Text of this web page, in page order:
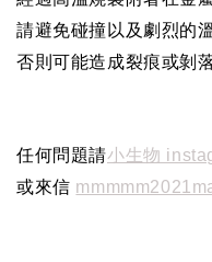
請避免碰撞以及劇烈的
否則可能造成裂痕或剝
任何問題請小生物
或來信